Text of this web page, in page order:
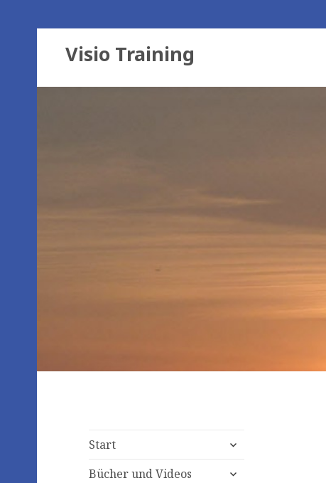
Visio Training
Start
expand
menu
Bücher und Videos
expand